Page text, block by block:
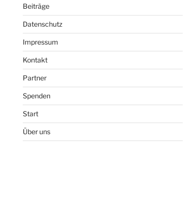
Beiträge
Datenschutz
Impressum
Kontakt
Partner
Spenden
Start
Über uns